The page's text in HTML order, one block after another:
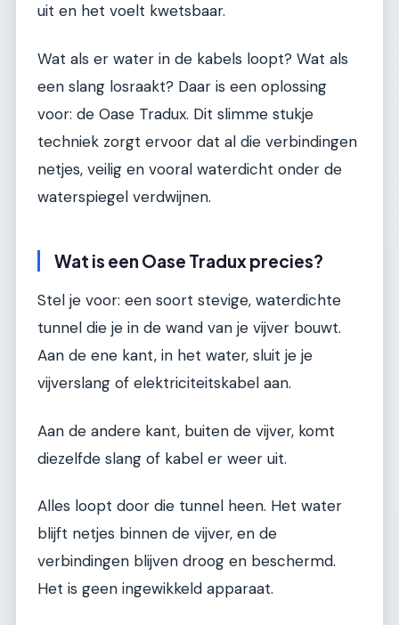
uit en het voelt kwetsbaar.
Wat als er water in de kabels loopt? Wat als
een slang losraakt? Daar is een oplossing
voor: de Oase Tradux. Dit slimme stukje
techniek zorgt ervoor dat al die verbindingen
netjes, veilig en vooral waterdicht onder de
waterspiegel verdwijnen.
Wat is een Oase Tradux precies?
Stel je voor: een soort stevige, waterdichte
tunnel die je in de wand van je vijver bouwt.
Aan de ene kant, in het water, sluit je je
vijverslang of elektriciteitskabel aan.
Aan de andere kant, buiten de vijver, komt
diezelfde slang of kabel er weer uit.
Alles loopt door die tunnel heen. Het water
blijft netjes binnen de vijver, en de
verbindingen blijven droog en beschermd.
Het is geen ingewikkeld apparaat.